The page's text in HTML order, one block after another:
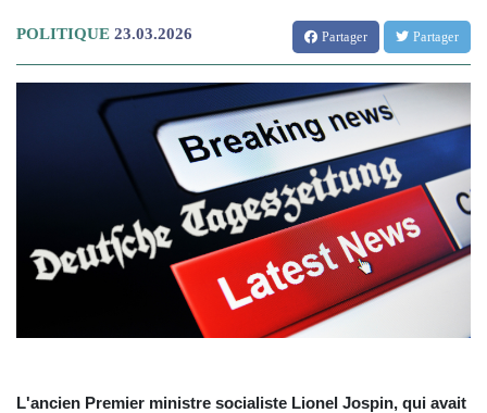
POLITIQUE 23.03.2026 Partager Partager
L'ancien Premier ministre socialiste Lionel Jospin, qui avait